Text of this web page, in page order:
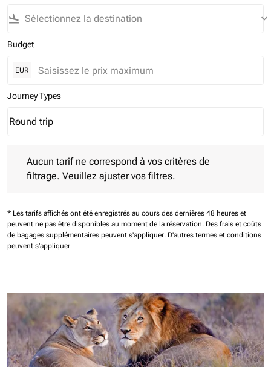
flight_land keyboard_arrow_down
Budget
EUR
Journey Types
Journey Types option Round trip Selected
Round trip
keyboard_arrow_down
Aucun tarif ne correspond à vos critères de
filtrage. Veuillez ajuster vos filtres.
* Les tarifs affichés ont été enregistrés au cours des dernières 48 heures et
peuvent ne pas être disponibles au moment de la réservation. Des frais et coûts
de bagages supplémentaires peuvent s'appliquer. D'autres termes et conditions
peuvent s'appliquer